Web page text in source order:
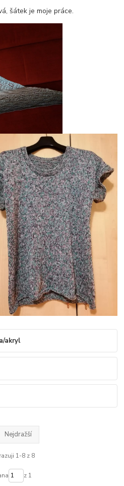
šátek je moje práce.
akryl
Nejdražší
1-8 z 8
z 1